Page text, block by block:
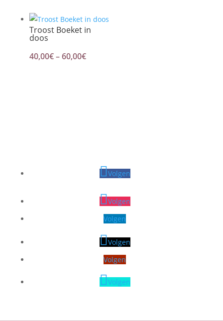
Troost Boeket in
doos
40,00€–60,00€Price
Volgen
Volgen
Volgen
Volgen
Volgen
Volgen